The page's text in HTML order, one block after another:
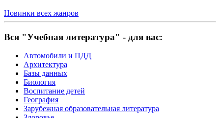
Новинки всех жанров
Вся "Учебная литература" - для вас:
Автомобили и ПДД
Архитектура
Базы данных
Биология
Воспитание детей
География
Зарубежная образовательная литература